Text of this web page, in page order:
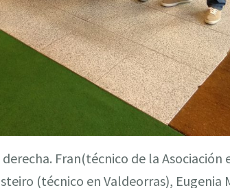
derecha. Fran(técnico de la Asociación
(técnico en Valdeorras), Eugenia